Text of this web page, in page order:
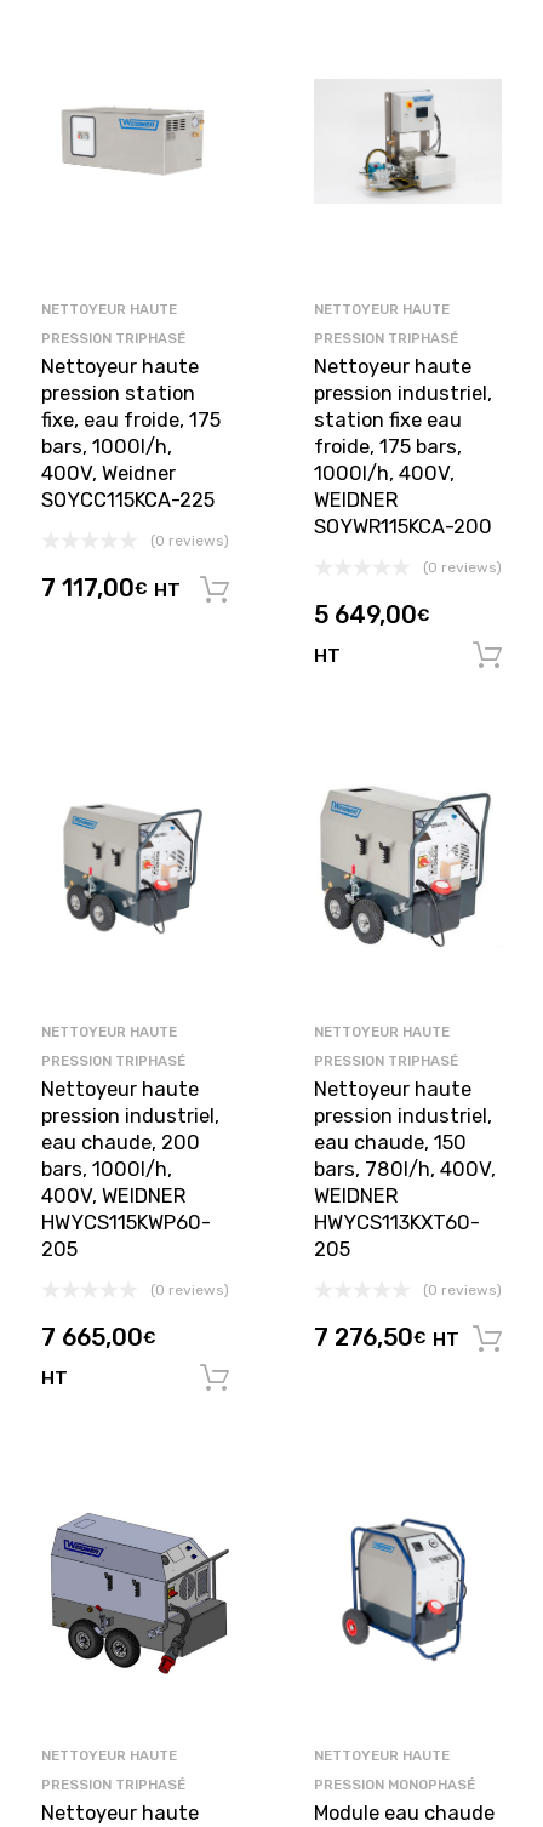
NETTOYEUR HAUTE
PRESSION TRIPHASÉ
Nettoyeur haute
pression station
fixe, eau froide, 175
bars, 1000l/h,
400V, Weidner
SOYCC115KCA-225
(0 reviews)
7 117,00€ HT
NETTOYEUR HAUTE
PRESSION TRIPHASÉ
Nettoyeur haute
pression industriel,
station fixe eau
froide, 175 bars,
1000l/h, 400V,
WEIDNER
SOYWR115KCA-200
(0 reviews)
5 649,00€
HT
NETTOYEUR HAUTE
PRESSION TRIPHASÉ
Nettoyeur haute
pression industriel,
eau chaude, 200
bars, 1000l/h,
400V, WEIDNER
HWYCS115KWP60-
205
(0 reviews)
7 665,00€
HT
NETTOYEUR HAUTE
PRESSION TRIPHASÉ
Nettoyeur haute
pression industriel,
eau chaude, 150
bars, 780l/h, 400V,
WEIDNER
HWYCS113KXT60-
205
(0 reviews)
7 276,50€ HT
NETTOYEUR HAUTE
PRESSION TRIPHASÉ
Nettoyeur haute
NETTOYEUR HAUTE
PRESSION MONOPHASÉ
Module eau chaude